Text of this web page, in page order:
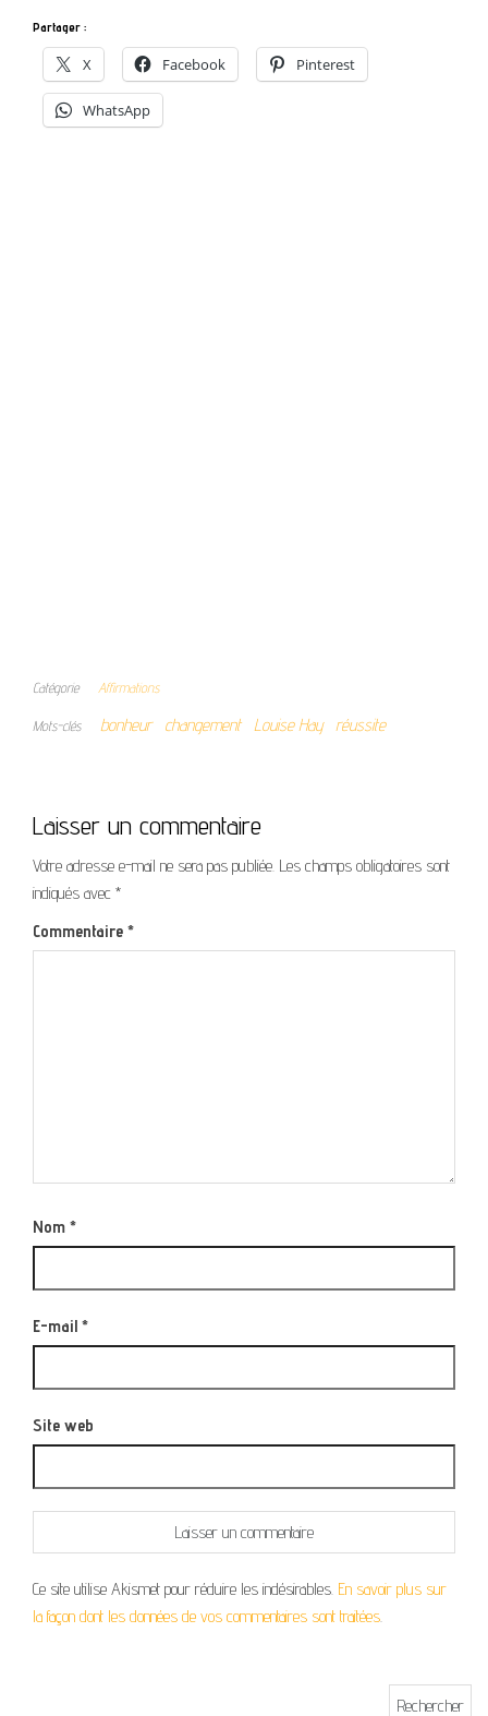
Partager :
X Facebook Pinterest
WhatsApp
Catégorie Affirmations
Mots-clés bonheur changement Louise Hay réussite
Laisser un commentaire
Votre adresse e-mail ne sera pas publiée. Les champs obligatoires sont
indiqués avec *
Commentaire *
Nom *
E-mail *
Site web
Ce site utilise Akismet pour réduire les indésirables. En savoir plus sur
la façon dont les données de vos commentaires sont traitées.